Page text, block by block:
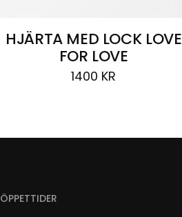
HJÄRTA MED LOCK LOVE
FOR LOVE
1400 KR
ÖPPETTIDER